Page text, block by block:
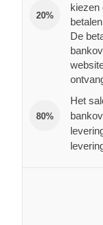
20%
kiezen
De
80%
Het